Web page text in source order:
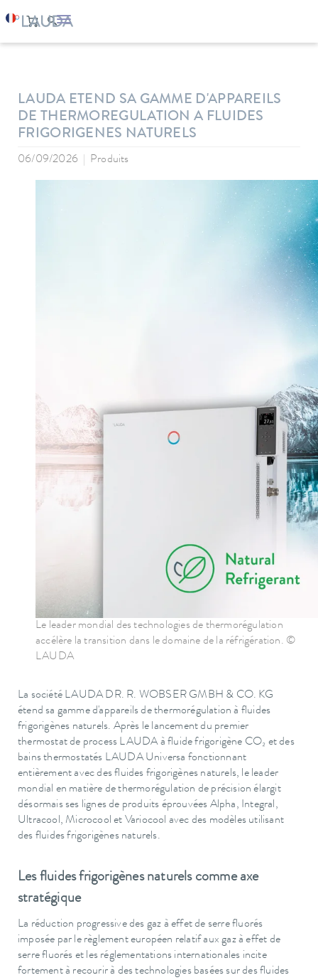
LAUDA ETEND SA GAMME D'APPAREILS
DE THERMOREGULATION A FLUIDES
FRIGORIGENES NATURELS
06/09/2026 Produits
Le leader mondial des technologies de thermorégulation
accélère la transition dans le domaine de la réfrigération. ©
LAUDA
La société LAUDA DR. R. WOBSER GMBH & CO. KG
étend sa gamme d'appareils de thermorégulation à fluides
frigorigènes naturels. Après le lancement du premier
thermostat de process LAUDA à fluide frigorigène CO₂ et des
bains thermostatés LAUDA Universa fonctionnant
entièrement avec des fluides frigorigènes naturels, le leader
mondial en matière de thermorégulation de précision élargit
désormais ses lignes de produits éprouvées Alpha, Integral,
Ultracool, Microcool et Variocool avec des modèles utilisant
des fluides frigorigènes naturels.
Les fluides frigorigènes naturels comme axe
stratégique
La réduction progressive des gaz à effet de serre fluorés
imposée par le règlement européen relatif aux gaz à effet de
serre fluorés et les réglementations internationales incite
fortement à recourir à des technologies basées sur des fluides